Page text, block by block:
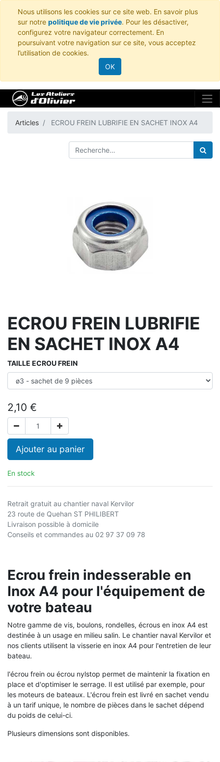
Nous utilisons les cookies sur ce site web. En savoir plus
sur notre politique de vie privée. Pour les désactiver,
configurez votre navigateur correctement. En
poursuivant votre navigation sur ce site, vous acceptez
l’utilisation de cookies.
OK
Articles ECROU FREIN LUBRIFIE EN SACHET INOX A4
ECROU FREIN LUBRIFIE
EN SACHET INOX A4
TAILLE ECROU FREIN
2,10 €
Ajouter au panier
En stock
Retrait gratuit au chantier naval Kervilor
23 route de Quehan ST PHILIBERT
Livraison possible à domicile
Conseils et commandes au 02 97 37 09 78
Ecrou frein indesserable en
Inox A4 pour l'équipement de
votre bateau
Notre gamme de vis, boulons, rondelles, écrous en inox A4 est
destinée à un usage en milieu salin. Le chantier naval Kervilor et
nos clients utilisent la visserie en inox A4 pour l'entretien de leur
bateau.
l'écrou frein ou écrou nylstop permet de maintenir la fixation en
place et d'optimiser le serrage. Il est utilisé par exemple, pour
les moteurs de bateaux. L'écrou frein est livré en sachet vendu
à un tarif unique, le nombre de pièces dans le sachet dépend
du poids de celui-ci.
Plusieurs dimensions sont disponibles.